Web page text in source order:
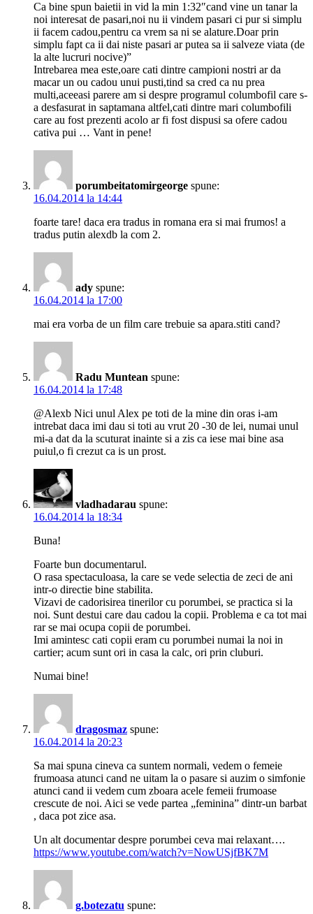
Ca bine spun baietii in vid la min 1:32″cand vine un tanar la
noi interesat de pasari,noi nu ii vindem pasari ci pur si simplu
ii facem cadou,pentru ca vrem sa ni se alature.Doar prin
simplu fapt ca ii dai niste pasari ar putea sa ii salveze viata (de
la alte lucruri nocive)”
Intrebarea mea este,oare cati dintre campioni nostri ar da
macar un ou cadou unui pusti,tind sa cred ca nu prea
multi,aceeasi parere am si despre programul columbofil care s-
a desfasurat in saptamana altfel,cati dintre mari columbofili
care au fost prezenti acolo ar fi fost dispusi sa ofere cadou
cativa pui … Vant in pene!
porumbeitatomirgeorge spune:
16.04.2014 la 14:44
foarte tare! daca era tradus in romana era si mai frumos! a
tradus putin alexdb la com 2.
ady spune:
16.04.2014 la 17:00
mai era vorba de un film care trebuie sa apara.stiti cand?
Radu Muntean spune:
16.04.2014 la 17:48
@Alexb Nici unul Alex pe toti de la mine din oras i-am
intrebat daca imi dau si toti au vrut 20 -30 de lei, numai unul
mi-a dat da la scuturat inainte si a zis ca iese mai bine asa
puiul,o fi crezut ca is un prost.
vladhadarau spune:
16.04.2014 la 18:34
Buna!
Foarte bun documentarul.
O rasa spectaculoasa, la care se vede selectia de zeci de ani
intr-o directie bine stabilita.
Vizavi de cadorisirea tinerilor cu porumbei, se practica si la
noi. Sunt destui care dau cadou la copii. Problema e ca tot mai
rar se mai ocupa copii de porumbei.
Imi amintesc cati copii eram cu porumbei numai la noi in
cartier; acum sunt ori in casa la calc, ori prin cluburi.
Numai bine!
dragosmaz spune:
16.04.2014 la 20:23
Sa mai spuna cineva ca suntem normali, vedem o femeie
frumoasa atunci cand ne uitam la o pasare si auzim o simfonie
atunci cand ii vedem cum zboara acele femeii frumoase
crescute de noi. Aici se vede partea „feminina” dintr-un barbat
, daca pot zice asa.
Un alt documentar despre porumbei ceva mai relaxant….
https://www.youtube.com/watch?v=NowUSjfBK7M
g.botezatu spune: